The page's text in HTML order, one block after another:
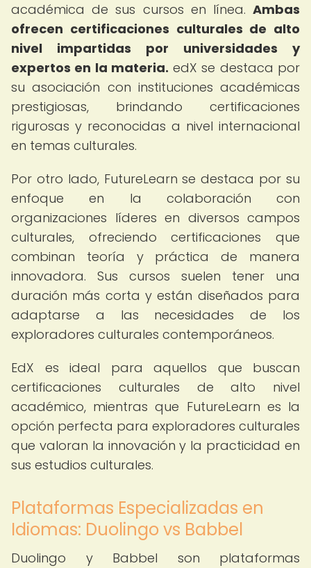
académica de sus cursos en línea. Ambas
ofrecen certificaciones culturales de alto
nivel impartidas por universidades y
expertos en la materia. edX se destaca por
su asociación con instituciones académicas
prestigiosas, brindando certificaciones
rigurosas y reconocidas a nivel internacional
en temas culturales.
Por otro lado, FutureLearn se destaca por su
enfoque en la colaboración con
organizaciones líderes en diversos campos
culturales, ofreciendo certificaciones que
combinan teoría y práctica de manera
innovadora. Sus cursos suelen tener una
duración más corta y están diseñados para
adaptarse a las necesidades de los
exploradores culturales contemporáneos.
EdX es ideal para aquellos que buscan
certificaciones culturales de alto nivel
académico, mientras que FutureLearn es la
opción perfecta para exploradores culturales
que valoran la innovación y la practicidad en
sus estudios culturales.
Plataformas Especializadas en
Idiomas: Duolingo vs Babbel
Duolingo y Babbel son plataformas